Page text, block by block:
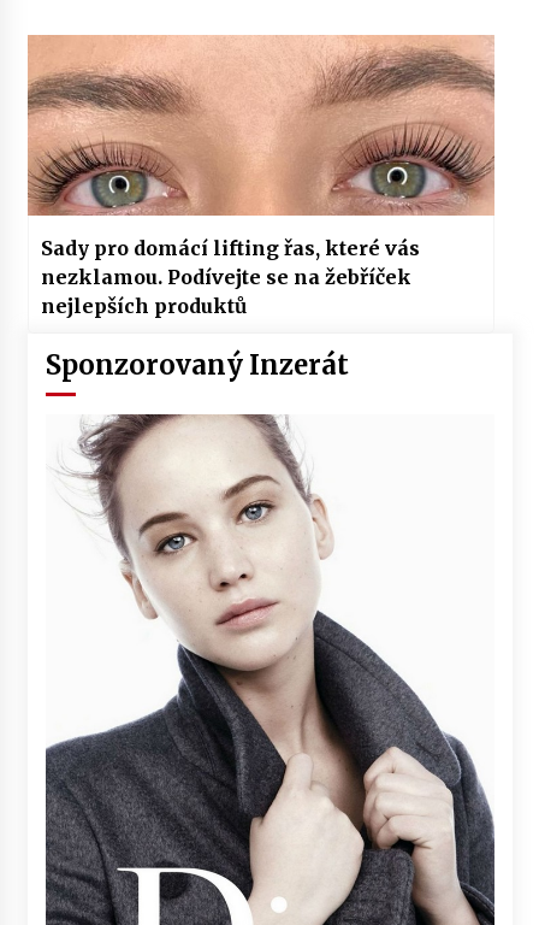
Sady pro domácí lifting řas, které vás
nezklamou. Podívejte se na žebříček
nejlepších produktů
Sponzorovaný Inzerát